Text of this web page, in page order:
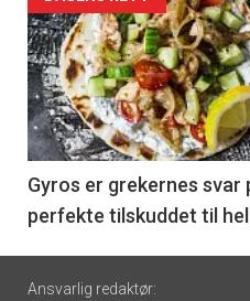
akkurat
nå
-
6
Gyros er grekernes
perfekte tilskuddet til
Footer
Ansvarlig redaktør: